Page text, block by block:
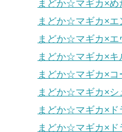
まどか☆マギカ×め
まどか☆マギカ×エ
まどか☆マギカ×エ
まどか☆マギカ×キ
まどか☆マギカ×コ
まどか☆マギカ×シ
まどか☆マギカ×ド
まどか☆マギカ×ド